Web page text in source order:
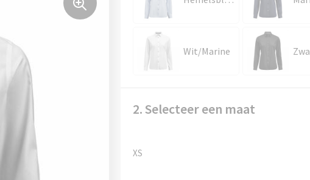
Wit/Marine
2. Selecteer een maat
XS